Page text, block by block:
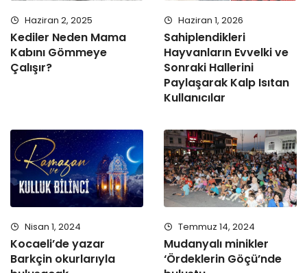
Haziran 2, 2025
Kediler Neden Mama
Kabını Gömmeye
Çalışır?
Haziran 1, 2026
Sahiplendikleri
Hayvanların Evvelki ve
Sonraki Hallerini
Paylaşarak Kalp Isıtan
Kullanıcılar
Nisan 1, 2024
Kocaeli’de yazar
Barkçin okurlarıyla
Temmuz 14, 2024
Mudanyalı minikler
‘Ördeklerin Göçü’nde